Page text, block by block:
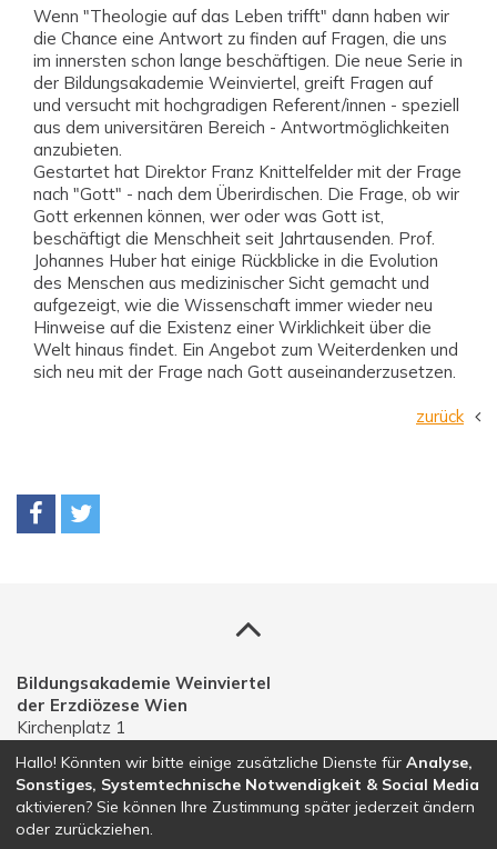
Wenn "Theologie auf das Leben trifft" dann haben wir
die Chance eine Antwort zu finden auf Fragen, die uns
im innersten schon lange beschäftigen. Die neue Serie in
der Bildungsakademie Weinviertel, greift Fragen auf
und versucht mit hochgradigen Referent/innen - speziell
aus dem universitären Bereich - Antwortmöglichkeiten
anzubieten.
Gestartet hat Direktor Franz Knittelfelder mit der Frage
nach "Gott" - nach dem Überirdischen. Die Frage, ob wir
Gott erkennen können, wer oder was Gott ist,
beschäftigt die Menschheit seit Jahrtausenden. Prof.
Johannes Huber hat einige Rückblicke in die Evolution
des Menschen aus medizinischer Sicht gemacht und
aufgezeigt, wie die Wissenschaft immer wieder neu
Hinweise auf die Existenz einer Wirklichkeit über die
Welt hinaus findet. Ein Angebot zum Weiterdenken und
sich neu mit der Frage nach Gott auseinanderzusetzen.
zurück
Bildungsakademie Weinviertel
der Erzdiözese Wien
Kirchenplatz 1
Telefon: 02574 30203
E-Mail:bildungsakademie.weinviertel@edw.or.at
Hallo! Könnten wir bitte einige zusätzliche Dienste für Analyse,
Sonstiges, Systemtechnische Notwendigkeit & Social Media
aktivieren? Sie können Ihre Zustimmung später jederzeit ändern
oder zurückziehen.